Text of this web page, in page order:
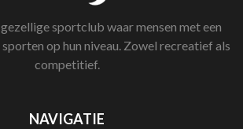
gezellige sportclub waar mensen met een
op hun niveau. Zowel recreatief als
competitief.
NAVIGATIE